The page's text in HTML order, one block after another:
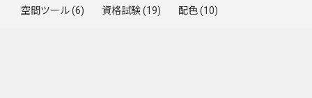
空間ツール(6) 資格試験(19) 配色(10)